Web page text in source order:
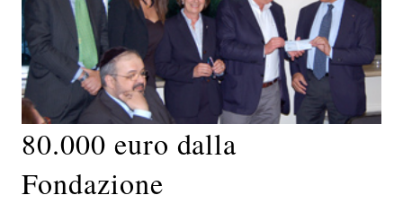
80.000 euro dalla
Fondazione